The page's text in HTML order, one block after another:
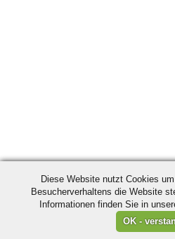
Diese Website nutzt Cookies
Besucherverhaltens die Website
Informationen finden Sie in